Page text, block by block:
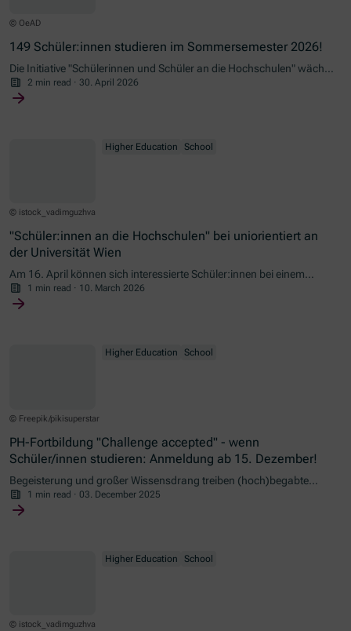
© OeAD
149 Schüler:innen studieren im Sommersemester 2026!
Die Initiative "Schülerinnen und Schüler an die Hochschulen" wächst
weiter und verzeichnet für das Sommersemester einen neuen
Anmelde-Rekord.
2 min read · 30. April 2026
© istock_vadimguzhva
Higher Education School
"Schüler:innen an die Hochschulen" bei uniorientiert an
der Universität Wien
Am 16. April können sich interessierte Schüler:innen bei einem
Vortrag über die Initiative informieren.
1 min read · 10. March 2026
© Freepik/pikisuperstar
Higher Education School
PH-Fortbildung "Challenge accepted" - wenn
Schüler/innen studieren: Anmeldung ab 15. Dezember!
Begeisterung und großer Wissensdrang treiben (hoch)begabte
Schülerinnen und Schüler zu Leistungen an, die über die
Möglichkeiten im Regelunterricht weit hinausgehen. Doch wie greift
nutzen und gefördert werden können, ohne sie zu überfordern?
1 min read · 03. December 2025
© istock_vadimguzhva
Higher Education School